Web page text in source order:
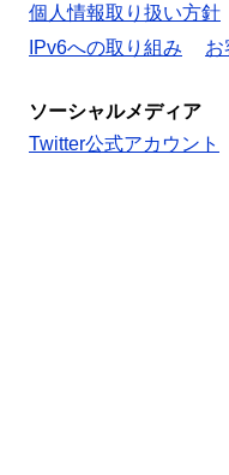
個人情報取り扱い方針
IPv6への取り組み
お
ソーシャルメディア
Twitter公式アカウント